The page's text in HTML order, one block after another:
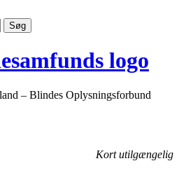
Søg
– Blindes Oplysningsforbund
Kort utilgængelig